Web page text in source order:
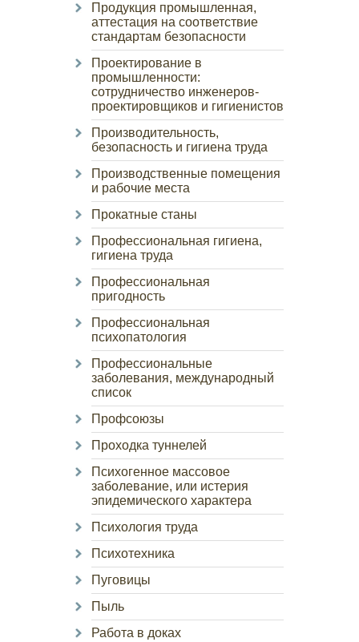
Продукция промышленная,
аттестация на соответствие
стандартам безопасности
Проектирование в
промышленности:
сотрудничество инженеров-
проектировщиков и гигиенистов
Производительность,
безопасность и гигиена труда
Производственные помещения
и рабочие места
Прокатные станы
Профессиональная гигиена,
гигиена труда
Профессиональная
пригодность
Профессиональная
психопатология
Профессиональные
заболевания, международный
список
Профсоюзы
Проходка туннелей
Психогенное массовое
заболевание, или истерия
эпидемического характера
Психология труда
Психотехника
Пуговицы
Пыль
Работа в доках